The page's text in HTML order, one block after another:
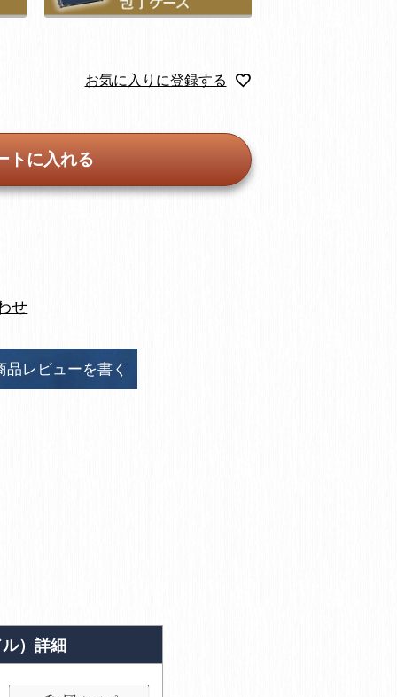
お気に入りに登録する
トに入れる
せ
品レビューを書く
）詳細